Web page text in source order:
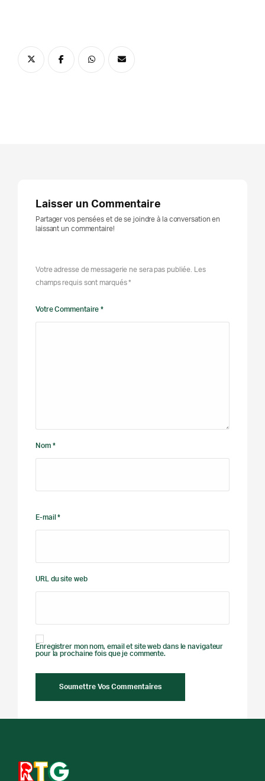
Laisser un Commentaire
Partager vos pensées et de se joindre à la conversation en
laissant un commentaire!
Votre adresse de messagerie ne sera pas publiée. Les
champs requis sont marqués *
Votre Commentaire *
Nom *
E-mail *
URL du site web
Enregistrer mon nom, email et site web dans le navigateur
pour la prochaine fois que je commente.